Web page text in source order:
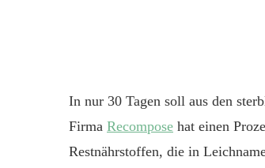
In nur 30 Tagen soll aus den
Firma Recompose hat einen
Restnährstoffen, die in